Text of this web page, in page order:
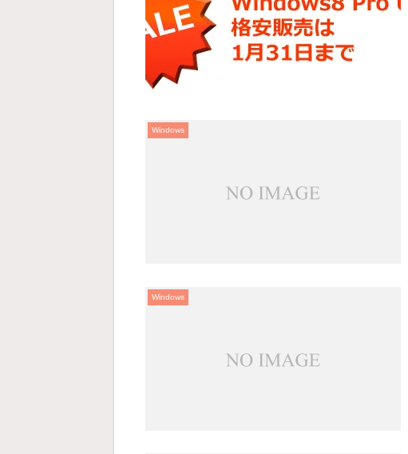
Windows
Windows